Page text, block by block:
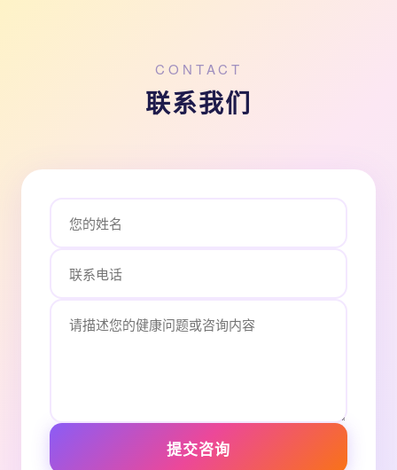
CONTACT
联系我们
提交咨询